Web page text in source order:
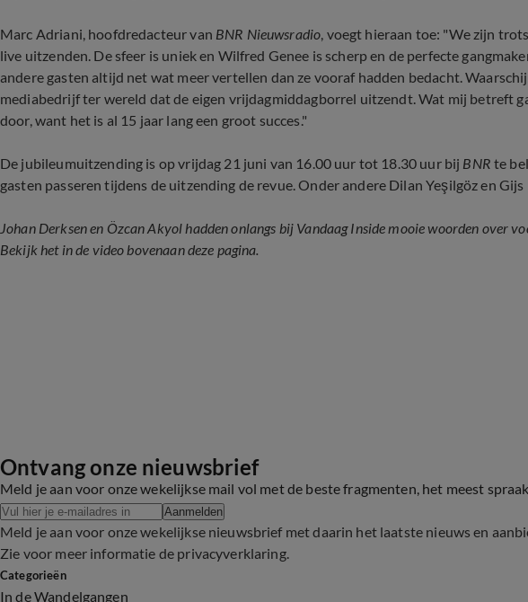
Marc Adriani, hoofdredacteur van BNR Nieuwsradio, voegt hieraan toe: "We zijn
live uitzenden. De sfeer is uniek en Wilfred Genee is scherp en de perfecte
andere gasten altijd net wat meer vertellen dan ze vooraf hadden bedacht.
mediabedrijf ter wereld dat de eigen vrijdagmiddagborrel uitzendt. Wat mij betreft
door, want het is al 15 jaar lang een groot succes."
De jubileumuitzending is op vrijdag 21 juni van 16.00 uur tot 18.30 uur bij BNR te
gasten passeren tijdens de uitzending de revue. Onder andere Dilan Yeşilgöz en Gijs
Johan Derksen en Özcan Akyol hadden onlangs bij Vandaag Inside mooie woorden over
Bekijk het in de video bovenaan deze pagina.
Ontvang onze nieuwsbrief
Meld je aan voor onze wekelijkse mail vol met de beste fragmenten, het meest
Aanmelden
Meld je aan voor onze wekelijkse nieuwsbrief met daarin het laatste nieuws en
Zie voor meer informatie de privacyverklaring.
Categorieën
In de Wandelgangen